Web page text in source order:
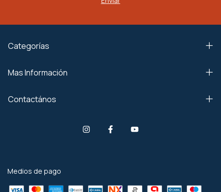
Categorías
Mas Información
Contactános
Medios de pago